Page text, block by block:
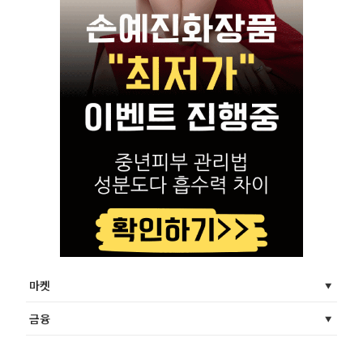
마켓
금융